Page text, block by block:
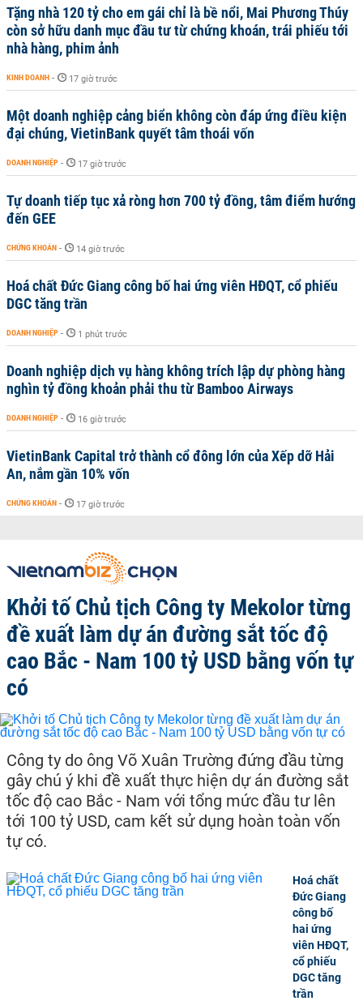
Tặng nhà 120 tỷ cho em gái chỉ là bề nổi, Mai Phương Thúy
còn sở hữu danh mục đầu tư từ chứng khoán, trái phiếu tới
nhà hàng, phim ảnh
KINH DOANH - 17 giờ trước
Một doanh nghiệp cảng biển không còn đáp ứng điều kiện
đại chúng, VietinBank quyết tâm thoái vốn
DOANH NGHIỆP - 17 giờ trước
Tự doanh tiếp tục xả ròng hơn 700 tỷ đồng, tâm điểm hướng
đến GEE
CHỨNG KHOÁN - 14 giờ trước
Hoá chất Đức Giang công bố hai ứng viên HĐQT, cổ phiếu
DGC tăng trần
DOANH NGHIỆP - 1 phút trước
Doanh nghiệp dịch vụ hàng không trích lập dự phòng hàng
nghìn tỷ đồng khoản phải thu từ Bamboo Airways
DOANH NGHIỆP - 16 giờ trước
VietinBank Capital trở thành cổ đông lớn của Xếp dỡ Hải
An, nắm gần 10% vốn
CHỨNG KHOÁN - 17 giờ trước
Khởi tố Chủ tịch Công ty Mekolor từng
đề xuất làm dự án đường sắt tốc độ
cao Bắc - Nam 100 tỷ USD bằng vốn tự
có
Công ty do ông Võ Xuân Trường đứng đầu từng
gây chú ý khi đề xuất thực hiện dự án đường sắt
tốc độ cao Bắc - Nam với tổng mức đầu tư lên
tới 100 tỷ USD, cam kết sử dụng hoàn toàn vốn
tự có.
Hoá chất
Đức Giang
công bố
hai ứng
viên HĐQT,
cổ phiếu
DGC tăng
trần